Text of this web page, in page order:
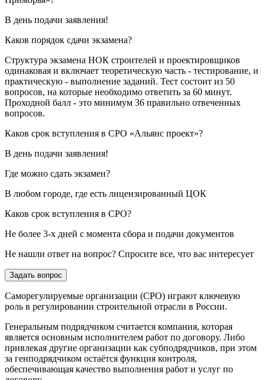
В день подачи заявления!
Каков порядок сдачи экзамена?
Структура экзамена НОК строителей и проектировщиков
одинаковая и включает теоретическую часть - тестирование, и
практическую - выполнение заданий. Тест состоит из 50
вопросов, на которые необходимо ответить за 60 минут.
Проходной балл - это минимум 36 правильно отвеченных
вопросов.
Каков срок вступления в СРО «Альянс проект»?
В день подачи заявления!
Где можно сдать экзамен?
В любом городе, где есть лицензированный ЦОК
Каков срок вступления в СРО?
Не более 3-х дней с момента сбора и подачи документов
Не нашли ответ на вопрос? Спросите все, что вас интересует
Задать вопрос
Саморегулируемые организации (СРО) играют ключевую
роль в регулировании строительной отрасли в России.
Генеральным подрядчиком считается компания, которая
является основным исполнителем работ по договору. Либо
привлекая другие организации как субподрядчиков, при этом
за генподрядчиком остаётся функция контроля,
обеспечивающая качество выполнения работ и услуг по